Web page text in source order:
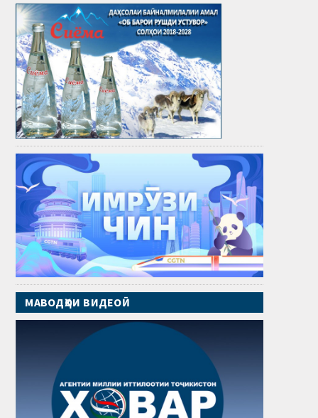
МАВОДҲОИ ВИДЕОӢ